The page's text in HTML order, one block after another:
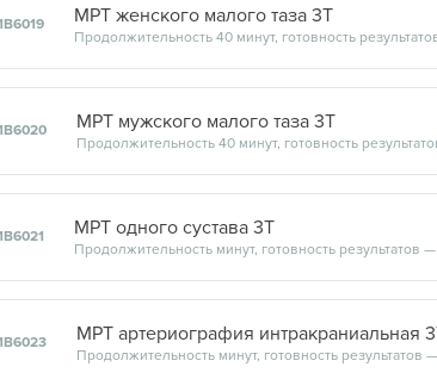
МРТ женского малого таза 3Т
Продолжительность 40 минут, готовность
МРТ мужского малого таза 3Т
Продолжительность 40 минут, готовность
МРТ одного сустава 3Т
Продолжительность минут, готовность результатов
МРТ артериография интракраниальная
Продолжительность минут, готовность результатов